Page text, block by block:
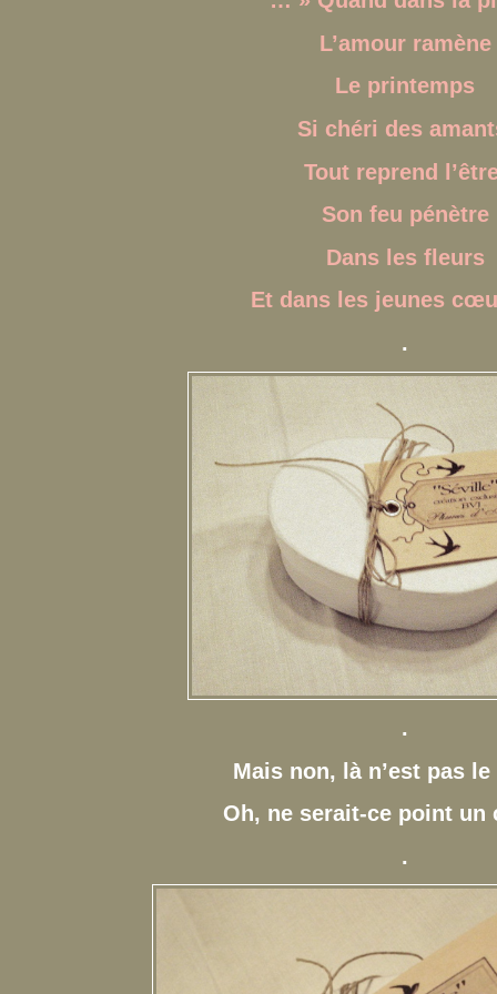
L’amour ramène
Le printemps
Si chéri des
Tout reprend
Son feu pénètre
Dans les fleurs
Et dans les jeunes
.
.
Mais non, là n’est pas
Oh, ne serait-ce point un
.